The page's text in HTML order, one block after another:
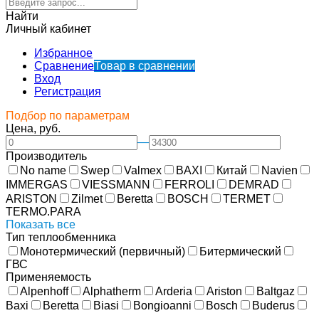
Найти
Личный кабинет
Избранное
СравнениеТовар в сравнении
Вход
Регистрация
Подбор по параметрам
Цена, руб.
—
Производитель
No name
Swep Valmex BAXI Китай
Navien
IMMERGAS
VIESSMANN FERROLI
DEMRAD
ARISTON
Zilmet Beretta BOSCH
TERMET
TERMO.PARA
Показать все
Тип теплообменника
Монотермический (первичный)
Битермический
ГВС
Применяемость
Alpenhoff
Alphatherm Arderia Ariston
Baltgaz
Baxi
Beretta Biasi Bongioanni Bosch Buderus